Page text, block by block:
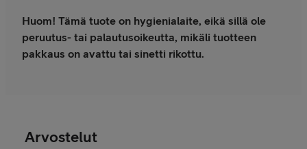
Huom! Tämä tuote on hygienialaite, eikä sillä ole
peruutus- tai palautusoikeutta, mikäli tuotteen
pakkaus on avattu tai sinetti rikottu.
Arvostelut